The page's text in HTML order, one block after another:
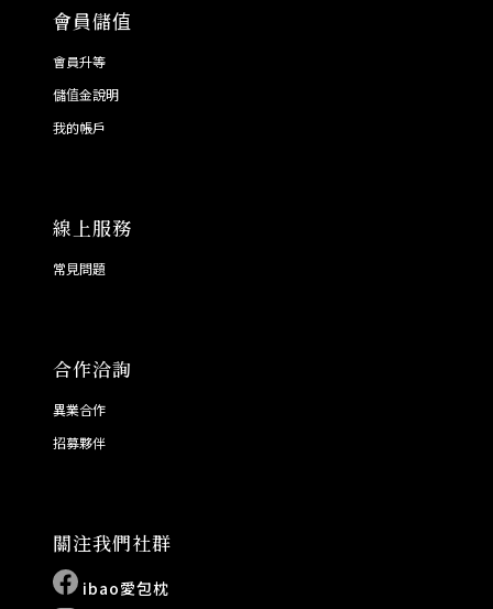
會員儲值
會員升等
儲值金說明
我的帳戶
線上服務
常見問題
合作洽詢
異業合作
招募夥伴
關注我們社群
ibao愛包枕